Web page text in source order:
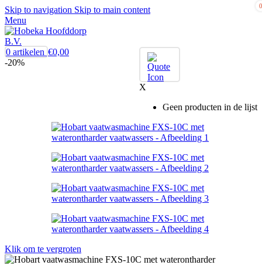
Skip to navigation Skip to main content
Menu
0
X
Geen producten in de lijst
0 artikelen €0,00
-20%
Klik om te vergroten